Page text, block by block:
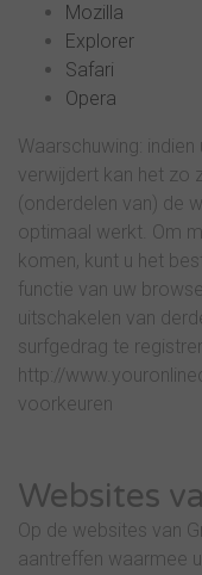
Mozilla
Explorer
Safari
Opera
Waarschuwing:
verwijdert kan het zo
(onderdelen van) de
optimaal werkt. Om
komen, kunt u het
functie van uw
uitschakelen van
surfgedrag te
http://
voorkeuren
Websites
Op de websites van
aantreffen waarmee